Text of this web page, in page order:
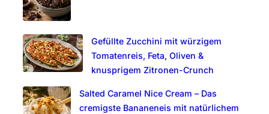
Gefüllte Zucchini mit würzigem
Tomatenreis, Feta, Oliven &
knusprigem Zitronen-Crunch
Salted Caramel Nice Cream – Das
cremigste Bananeneis mit natürlichem